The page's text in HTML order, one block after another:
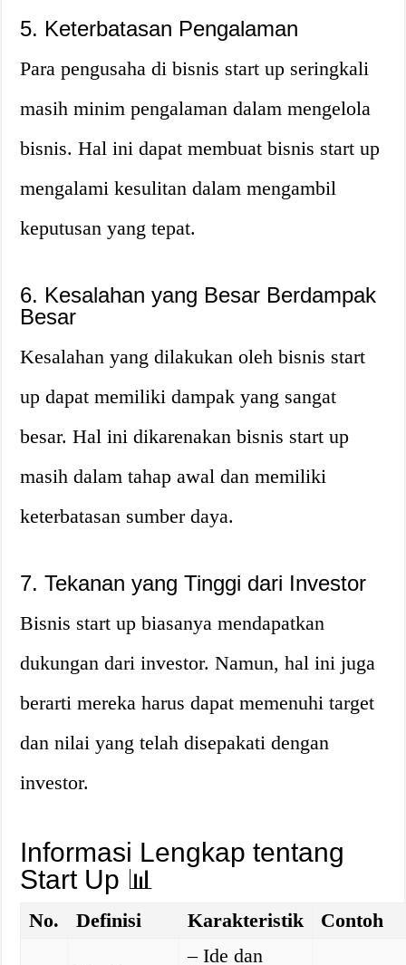
5. Keterbatasan Pengalaman
Para pengusaha di bisnis start up seringkali
masih minim pengalaman dalam mengelola
bisnis. Hal ini dapat membuat bisnis start up
mengalami kesulitan dalam mengambil
keputusan yang tepat.
6. Kesalahan yang Besar Berdampak
Besar
Kesalahan yang dilakukan oleh bisnis start
up dapat memiliki dampak yang sangat
besar. Hal ini dikarenakan bisnis start up
masih dalam tahap awal dan memiliki
keterbatasan sumber daya.
7. Tekanan yang Tinggi dari Investor
Bisnis start up biasanya mendapatkan
dukungan dari investor. Namun, hal ini juga
berarti mereka harus dapat memenuhi target
dan nilai yang telah disepakati dengan
investor.
Informasi Lengkap tentang
Start Up 📊
No. Definisi Karakteristik Contoh
– Ide dan